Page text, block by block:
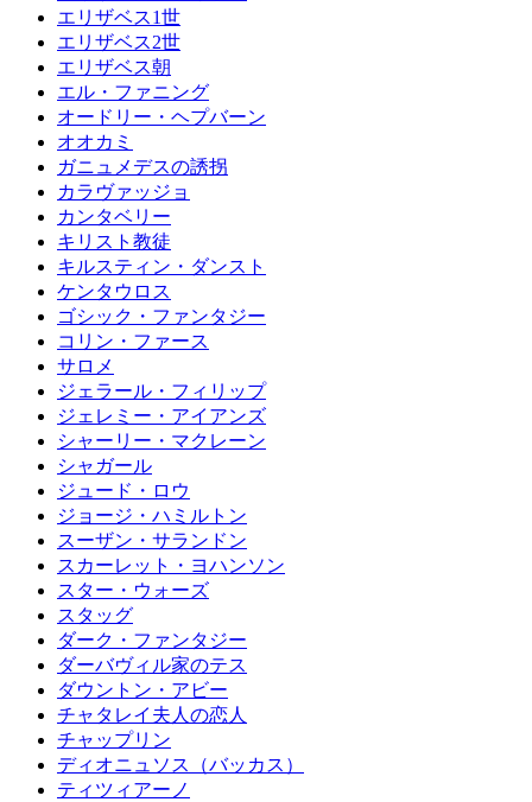
エリザベス1世
エリザベス2世
エリザベス朝
エル・ファニング
オードリー・ヘプバーン
オオカミ
ガニュメデスの誘拐
カラヴァッジョ
カンタベリー
キリスト教徒
キルスティン・ダンスト
ケンタウロス
ゴシック・ファンタジー
コリン・ファース
サロメ
ジェラール・フィリップ
ジェレミー・アイアンズ
シャーリー・マクレーン
シャガール
ジュード・ロウ
ジョージ・ハミルトン
スーザン・サランドン
スカーレット・ヨハンソン
スター・ウォーズ
スタッグ
ダーク・ファンタジー
ダーバヴィル家のテス
ダウントン・アビー
チャタレイ夫人の恋人
チャップリン
ディオニュソス（バッカス）
ティツィアーノ